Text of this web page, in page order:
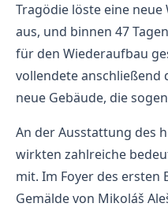
Tragödie löste eine
aus, und binnen 47
für den Wiederaufbau
vollendete anschließend
neue Gebäude, die
An der Ausstattung des
wirkten zahlreiche
mit. Im Foyer des ersten
Gemälde von Mikoláš